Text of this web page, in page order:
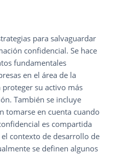
para salvaguardar
confidencial. Se hace
fundamentales
en el área de la
su activo más
También se incluye
tomarse en cuenta cuando
es compartida
contexto de desarrollo de
se definen algunos